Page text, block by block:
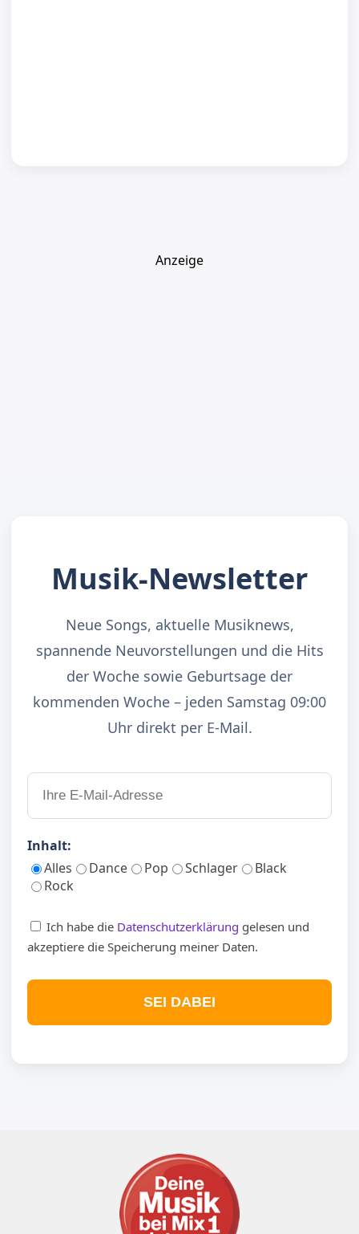
Anzeige
Musik-Newsletter
Neue Songs, aktuelle Musiknews,
spannende Neuvorstellungen und die Hits
der Woche sowie Geburtsage der
kommenden Woche – jeden Samstag 09:00
Uhr direkt per E-Mail.
Inhalt:
Alles
Dance Pop Schlager
Black
Rock
Ich habe die Datenschutzerklärung gelesen und
akzeptiere die Speicherung meiner Daten.
SEI DABEI